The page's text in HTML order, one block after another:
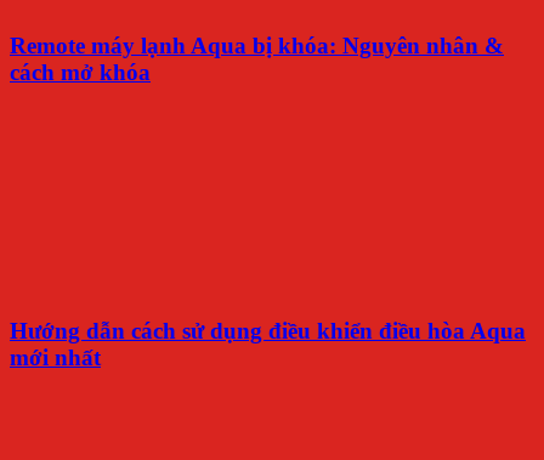
Remote máy lạnh Aqua bị khóa: Nguyên nhân &
cách mở khóa
Hướng dẫn cách sử dụng điều khiển điều hòa Aqua
mới nhất